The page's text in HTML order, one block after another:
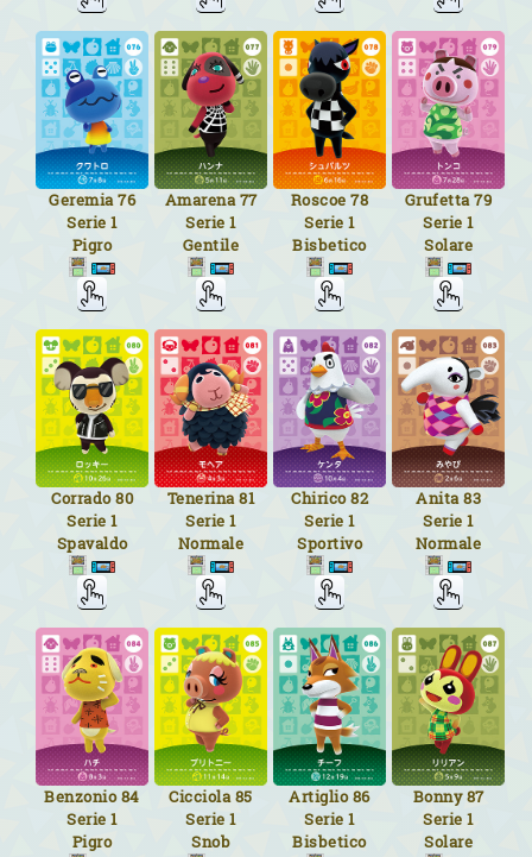
Geremia76
Serie 1
Pigro
Amarena 77
Serie 1
Gentile
Roscoe 78
Serie 1
Bisbetico
Grufetta79
Serie 1
Solare
Corrado80
Serie 1
Spavaldo
Tenerina81
Serie 1
Normale
Chirico82
Serie 1
Sportivo
Anita83
Serie 1
Normale
Benzonio 84
Serie 1
Pigro
Cicciola 85
Serie 1
Snob
Artiglio 86
Serie 1
Bisbetico
Bonny 87
Serie 1
Solare